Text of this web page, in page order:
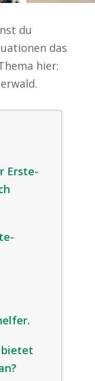
du
das
hier:
Erste-
bietet